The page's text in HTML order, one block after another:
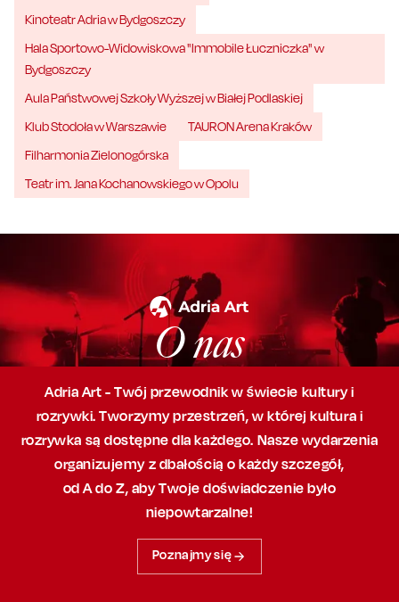
Kinoteatr Adria w Bydgoszczy
Hala Sportowo-Widowiskowa "Immobile Łuczniczka" w
Bydgoszczy
Aula Państwowej Szkoły Wyższej w Białej Podlaskiej
Klub Stodoła w Warszawie
TAURON Arena Kraków
Filharmonia Zielonogórska
Teatr im. Jana Kochanowskiego w Opolu
O nas
Adria Art - Twój przewodnik w świecie kultury i
rozrywki. Tworzymy przestrzeń,w której kultura i
rozrywka są dostępne dla każdego. Nasze wydarzenia
organizujemy z dbałością o każdy szczegół,
od A do Z, abyTwoje doświadczenie było
niepowtarzalne!
Poznajmy się